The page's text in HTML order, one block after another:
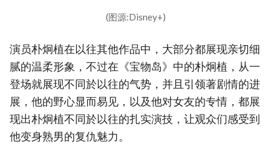
(图源:Disney+)
演员朴炯植在以往其他作品中，大部分都展现亲切细
腻的温柔形象，不过在《宝物岛》中的朴炯植，从一
登场就展现不同於以往的气势，并且引领著剧情的进
展，他的野心显而易见，以及他对女友的专情，都展
现出朴炯植不同於以往的扎实演技，让观众们感受到
他变身熟男的复仇魅力。